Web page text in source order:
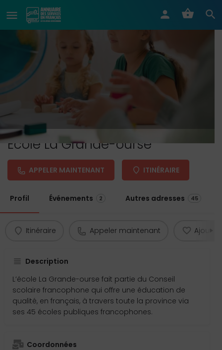
École La Grande-ourse
APPELER MAINTENANT ITINÉRAIRE
Profil Événements 2 Autres adresses 45
Itinéraire Appeler maintenant Ajouter
Description
L’école La Grande-ourse fait partie du Conseil
scolaire francophone qui offre une éducation de
qualité, en français, à travers toute la province via
ses 45 écoles publiques francophones.
Coordonnées